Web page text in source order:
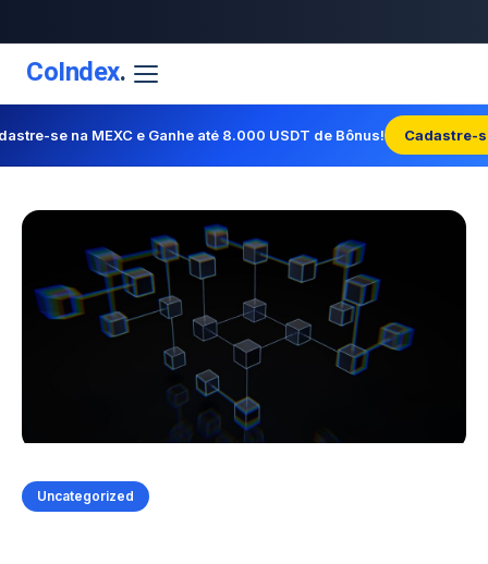
CoIndex.
se na MEXC e Ganhe até 8.000 USDT de Bônus! Cadastre-
Uncategorized